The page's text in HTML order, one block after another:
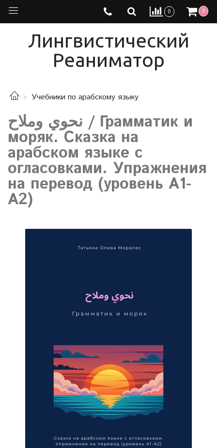
0 0
Лингвистический
Реаниматор
Учебники по арабскому языку
نحوي وملاح / Грамматик и
моряк. Сказка на
арабском языке с
огласовками. Упражнения
на перевод (уровень А1-
А2)